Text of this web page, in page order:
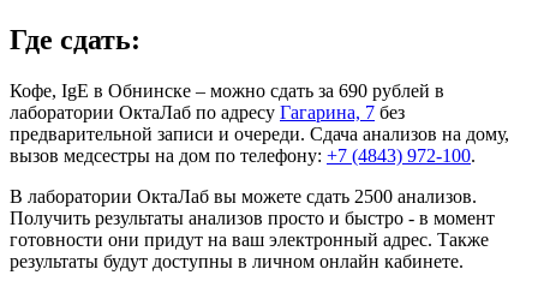
Где сдать:
Кофе, IgE в Обнинске – можно сдать за 690 рублей в
лаборатории ОктаЛаб по адресу Гагарина, 7 без
предварительной записи и очереди. Сдача анализов на дому,
вызов медсестры на дом по телефону: +7 (4843) 972-100.
В лаборатории ОктаЛаб вы можете сдать 2500 анализов.
Получить результаты анализов просто и быстро - в момент
готовности они придут на ваш электронный адрес. Также
результаты будут доступны в личном онлайн кабинете.